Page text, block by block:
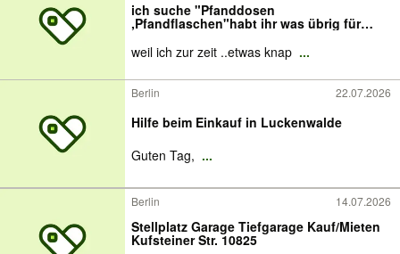
ich suche "Pfanddosen
,Pfandflaschen"habt ihr was übrig für
weil ich zur zeit ..etwas knap ...
Berlin 22.07.2026
Hilfe beim Einkauf in Luckenwalde
Guten Tag, ...
Berlin 14.07.2026
Stellplatz Garage Tiefgarage Kauf/Mieten
Kufsteiner Str. 10825